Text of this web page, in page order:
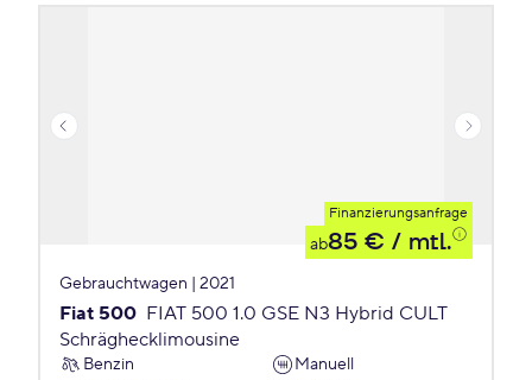
Finanzierungsanfrage
ab85 € / mtl.
Gebrauchtwagen | 2021
Fiat 500 FIAT 500 1.0 GSE N3 Hybrid CULT
Schräghecklimousine
Benzin
Manuell